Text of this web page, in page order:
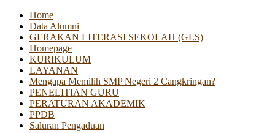
Home
Data Alumni
GERAKAN LITERASI SEKOLAH (GLS)
Homepage
KURIKULUM
LAYANAN
Mengapa Memilih SMP Negeri 2 Cangkringan?
PENELITIAN GURU
PERATURAN AKADEMIK
PPDB
Saluran Pengaduan